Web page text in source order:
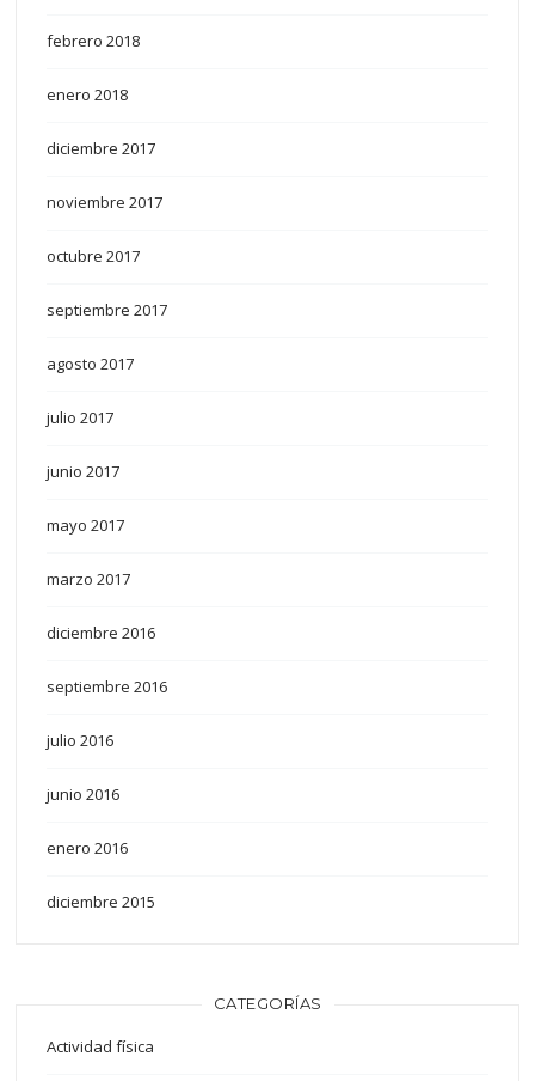
febrero 2018
enero 2018
diciembre 2017
noviembre 2017
octubre 2017
septiembre 2017
agosto 2017
julio 2017
junio 2017
mayo 2017
marzo 2017
diciembre 2016
septiembre 2016
julio 2016
junio 2016
enero 2016
diciembre 2015
CATEGORÍAS
Actividad física